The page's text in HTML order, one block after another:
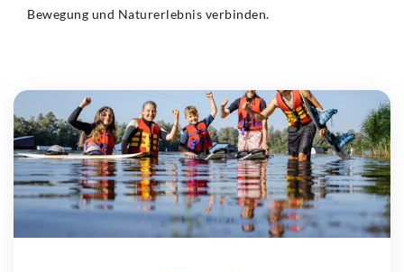
Bewegung und Naturerlebnis verbinden.